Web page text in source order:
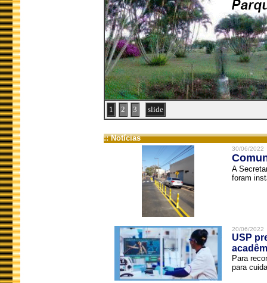
1 2 3 slide
:: Notícias
30/06/2022
A
foram
20/06/2022
USP
Para
para